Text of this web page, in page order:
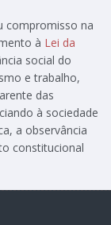
compromisso na
à Lei da
social do
e trabalho,
das
à sociedade
a observância
constitucional